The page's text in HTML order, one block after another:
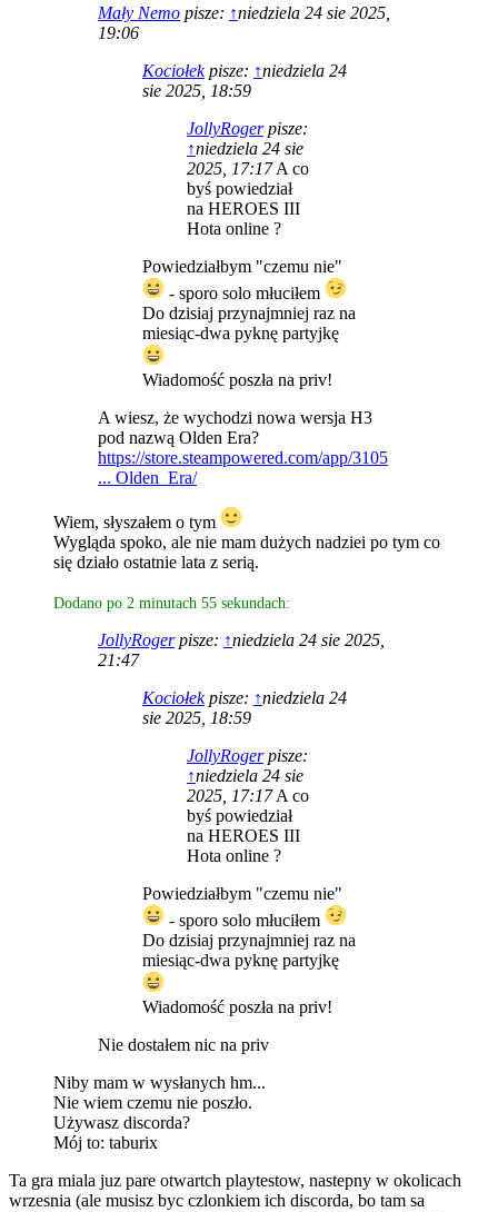
Mały Nemo pisze: ↑niedziela 24 sie 2025,
19:06
Kociołekpisze: ↑niedziela 24
sie 2025, 18:59
JollyRogerpisze:
↑niedziela 24 sie
2025, 17:17A co
byś powiedział
na HEROES III
Hota online ?
Powiedziałbym "czemu nie"
- sporo solo młuciłem
Do dzisiaj przynajmniej raz na
miesiąc-dwa pyknę partyjkę
Wiadomość poszła na priv!
A wiesz, że wychodzi nowa wersja H3
pod nazwą Olden Era?
https://store.steampowered.com/app/3105
... Olden_Era/
Wiem, słyszałem o tym
Wygląda spoko, ale nie mam dużych nadziei po tym co
się działo ostatnie lata z serią.
Dodano po 2 minutach 55 sekundach:
JollyRogerpisze: ↑niedziela 24 sie 2025,
21:47
Kociołekpisze: ↑niedziela 24
sie 2025, 18:59
JollyRogerpisze:
↑niedziela 24 sie
2025, 17:17A co
byś powiedział
na HEROES III
Hota online ?
Powiedziałbym "czemu nie"
- sporo solo młuciłem
Do dzisiaj przynajmniej raz na
miesiąc-dwa pyknę partyjkę
Wiadomość poszła na priv!
Nie dostałem nic na priv
Niby mam w wysłanych hm...
Nie wiem czemu nie poszło.
Używasz discorda?
Mój to: taburix
Ta gra miala juz pare otwartch playtestow, nastepny w okolicach
wrzesnia (ale musisz byc czlonkiem ich discorda, bo tam sa